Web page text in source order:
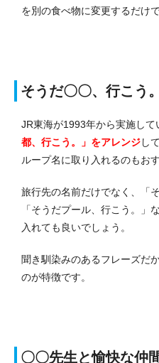
を別の食べ物に変更するだけ
そうだ〇〇、行こう。
JR東海が1993年から実施して
都、行こう。」をアレンジし
ループ名に取り入れるのもお
旅行先の名前だけでなく、「
「そうだプール、行こう。」
入れても良いでしょう。
聞き馴染みのあるフレーズだ
のが特徴です。
〇〇先生と愉快な仲